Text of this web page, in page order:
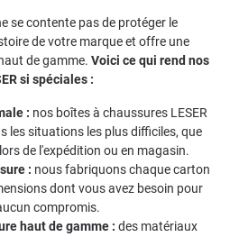
se contente pas de protéger le
de votre marque et offre une
de gamme. Voici ce qui rend nos
si spéciales :
: nos boîtes à chaussures LESER
les situations les plus difficiles, que
de l'expédition ou en magasin.
: nous fabriquons chaque carton
dont vous avez besoin pour
compromis.
haut de gamme : des matériaux